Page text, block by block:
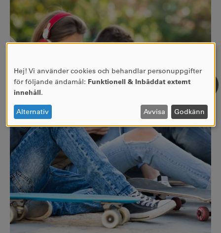
ANVÄNDNING
AV
OCH
COOKIES
Hej! Vi använder cookies och behandlar personuppgifter
för följande ändamål: Funktionell & Inbäddat externt
innehåll.
Alternativ Avvisa Godkänn